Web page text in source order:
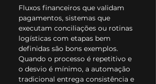
Fluxos financeiros que validam
pagamentos, sistemas que
executam conciliações ou rotinas
logísticas com etapas bem
definidas são bons exemplos.
Quando o processo é repetitivo e
o desvio é mínimo, a automação
tradicional entrega consistência e